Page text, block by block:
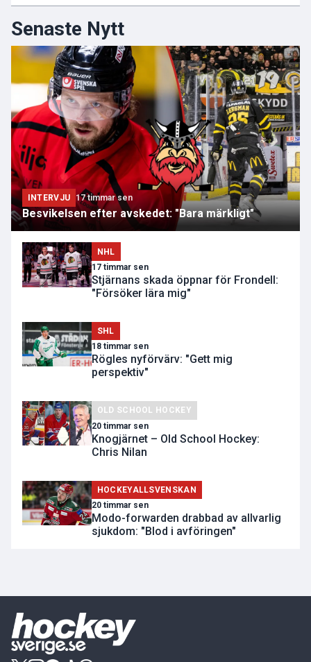
Senaste Nytt
INTERVJU 17 timmar sen
Besvikelsen efter avskedet: "Bara märkligt"
NHL
17 timmar sen
Stjärnans skada öppnar för Frondell:
"Försöker lära mig"
SHL
18 timmar sen
Rögles nyförvärv: "Gett mig
perspektiv"
OLD SCHOOL HOCKEY
20 timmar sen
Knogjärnet – Old School Hockey:
Chris Nilan
HOCKEYALLSVENSKAN
20 timmar sen
Modo-forwarden drabbad av allvarlig
sjukdom: "Blod i avföringen"